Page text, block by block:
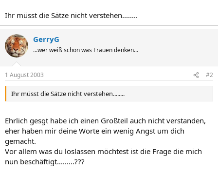
Ihr müsst die Sätze nicht verstehen........
GerryG
...wer weiß schon was Frauen denken...
1 August 2003 #2
Ihr müsst die Sätze nicht verstehen........
Ehrlich gesgt habe ich einen Großteil auch nicht verstanden,
eher haben mir deine Worte ein wenig Angst um dich
gemacht.
Vor allem was du loslassen möchtest ist die Frage die mich
nun beschäftigt.........???